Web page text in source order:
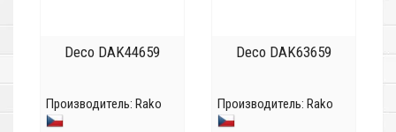
Deco DAK44659
Производитель: Rako
Deco DAK63659
Производитель: Rako